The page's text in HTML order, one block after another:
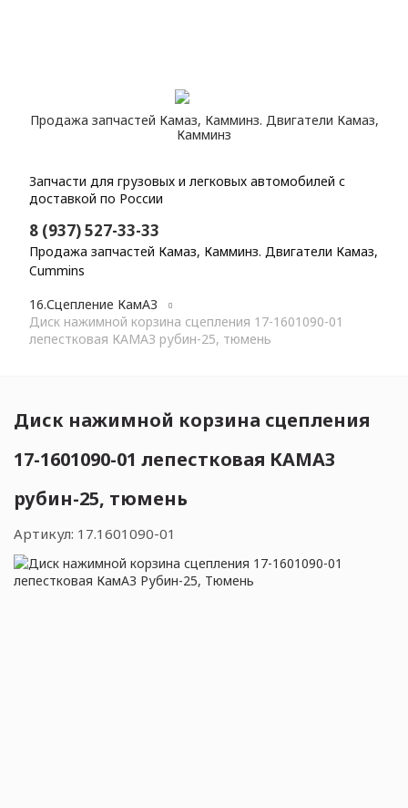
Продажа запчастей Камаз, Камминз. Двигатели Камаз,
Камминз
Запчасти для грузовых и легковых автомобилей с
доставкой по России
8 (937) 527-33-33
Продажа запчастей Камаз, Камминз. Двигатели Камаз,
Cummins
16.Сцепление КамАЗ
Диск нажимной корзина сцепления 17-1601090-01
лепестковая КАМАЗ рубин-25, тюмень
Диск нажимной корзина сцепления
17-1601090-01 лепестковая КАМАЗ
рубин-25, тюмень
Артикул: 17.1601090-01